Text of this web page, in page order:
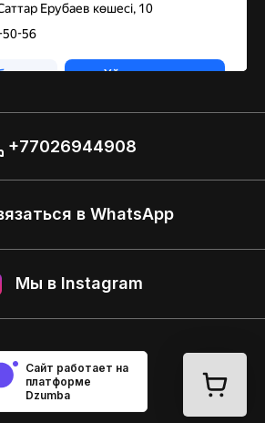
+77026944908
в WhatsApp
Мы в Instagram
Сайт работает на
платформе
Dzumba